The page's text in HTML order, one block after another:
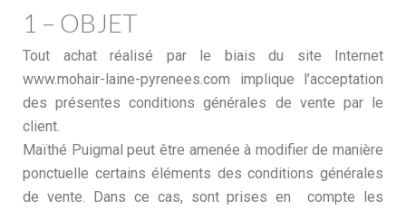
1 – OBJET
Tout achat réalisé par le biais du site Internet
www.mohair-laine-pyrenees.com implique l’acceptation
des présentes conditions générales de vente par le
client.
Maïthé Puigmal peut être amenée à modifier de manière
ponctuelle certains éléments des conditions générales
de vente. Dans ce cas, sont prises en compte les